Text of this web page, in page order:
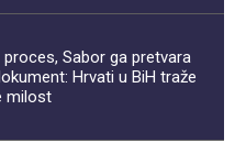
Sabor ga pretvara
Hrvati u BiH traže
milost